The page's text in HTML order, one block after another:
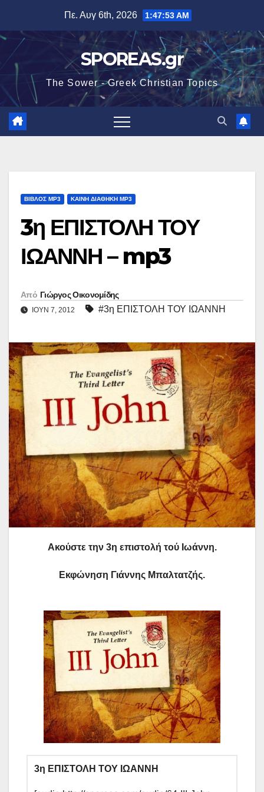
περιεχόμενο
Πε. Αυγ 6th, 2026 1:47:54 AM
SPOREAS.gr
The Sower - Greek Christian Topics
ΒΙΒΛΟΣ MP3 ΚΑΙΝΗ ΔΙΑΘΗΚΗ MP3
3η ΕΠΙΣΤΟΛΗ ΤΟΥ
ΙΩΑΝΝΗ – mp3
Από Γιώργος Οικονομίδης
ΙΟΎΝ 7, 2012 #3η ΕΠΙΣΤΟΛΗ ΤΟΥ ΙΩΑΝΝΗ
Ακούστε την 3η επιστολή τού Ιωάννη.
Εκφώνηση Γιάννης Μπαλτατζής.
3η ΕΠΙΣΤΟΛΗ ΤΟΥ ΙΩΑΝΝΗ